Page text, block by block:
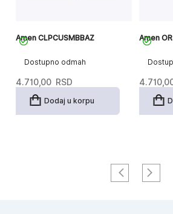
Dostupno odmah
Amen CLPCUSMBBAZ
4.710,00 RSD
Dodaj u korpu
Amen